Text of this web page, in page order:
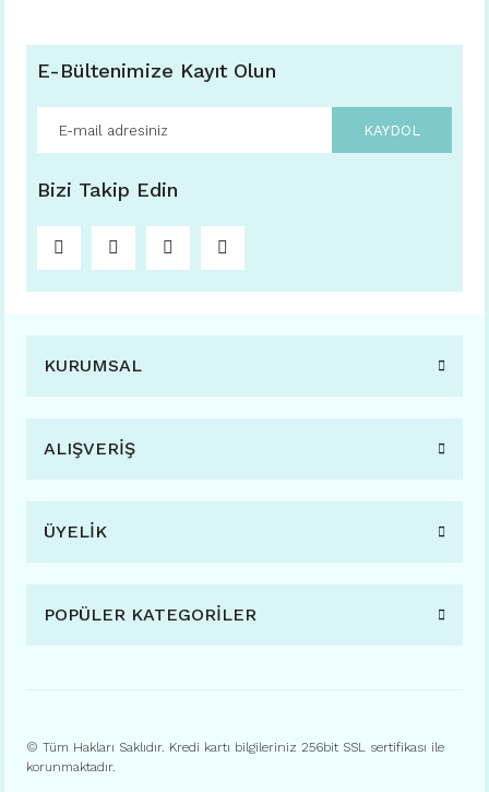
E-Bültenimize Kayıt Olun
KAYDOL
Bizi Takip Edin
KURUMSAL
ALIŞVERİŞ
ÜYELİK
POPÜLER KATEGORİLER
© Tüm Hakları Saklıdır. Kredi kartı bilgileriniz 256bit SSL sertifikası ile
korunmaktadır.